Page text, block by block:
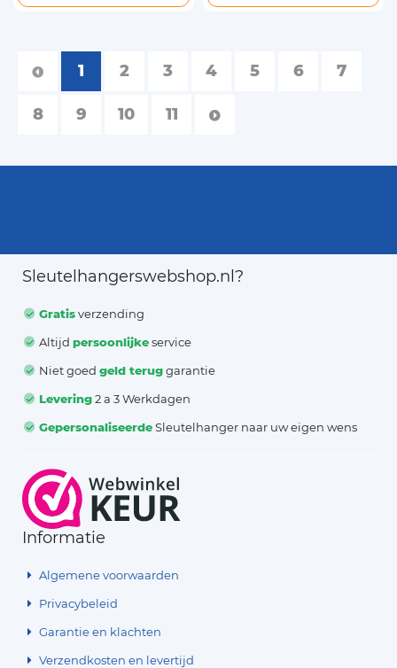
1 2 3 4 5 6 7
8 9 10 11
Sleutelhangerswebshop.nl?
Gratisverzending
Altijdpersoonlijkeservice
Niet goedgeld teruggarantie
Levering2 a 3 Werkdagen
GepersonaliseerdeSleutelhanger naar uw eigen wens
Informatie
Algemene voorwaarden
Privacybeleid
Garantie en klachten
Verzendkosten en levertijd